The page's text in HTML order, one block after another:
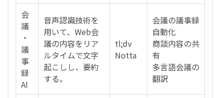
会
議
・
議
事
録
AI
音声認識技術を
用いて、Web会
議の内容をリア
ルタイムで文字
起こしし、要約
する。
tl;dv
Notta
会議の議事録
自動化
商談内容の共
有
多言語会議の
翻訳